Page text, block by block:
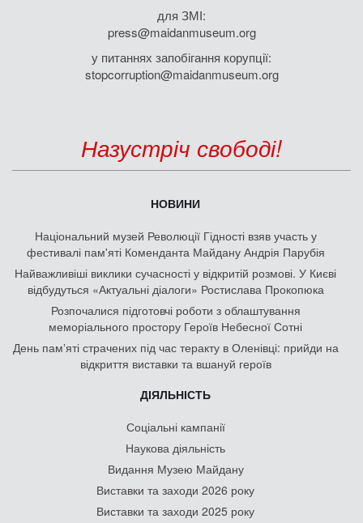
для ЗМІ:
press@maidanmuseum.org
у питаннях запобігання корупції:
stopcorruption@maidanmuseum.org
Назустріч свободі!
НОВИНИ
Національний музей Революції Гідності взяв участь у
фестивалі пам'яті Коменданта Майдану Андрія Парубія
Найважливіші виклики сучасності у відкритій розмові. У Києві
відбудуться «Актуальні діалоги» Ростислава Прокопюка
Розпочалися підготовчі роботи з облаштування
меморіального простору Героїв Небесної Сотні
День памʼяті страчених під час теракту в Оленівці: прийди на
відкриття виставки та вшануй героїв
ДІЯЛЬНІСТЬ
Соціальні кампанії
Наукова діяльність
Видання Музею Майдану
Виставки та заходи 2026 року
Виставки та заходи 2025 року